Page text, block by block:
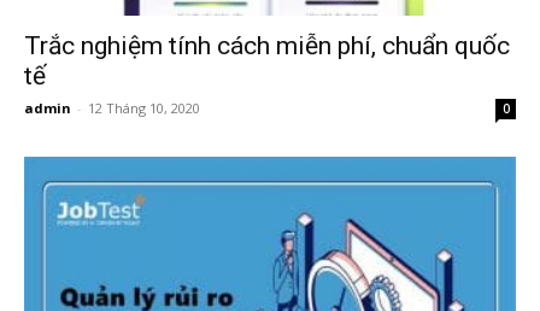
Trắc nghiệm tính cách miễn phí, chuẩn quốc
tế
admin - 12 Tháng 10, 2020 0